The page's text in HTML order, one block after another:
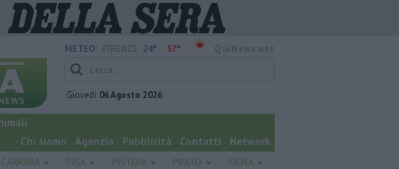
METEO: 24° 37°
Giovedì 06 Agosto 2026
Chi siamo
Agenzia Pubblicità Contatti Network
PISA PISTOIA PRATO SIENA